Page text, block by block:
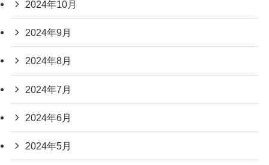
2024年10月
2024年9月
2024年8月
2024年7月
2024年6月
2024年5月